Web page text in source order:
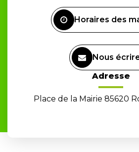
Horaires des
Nous
Adresse
Place de la Mairie 85620